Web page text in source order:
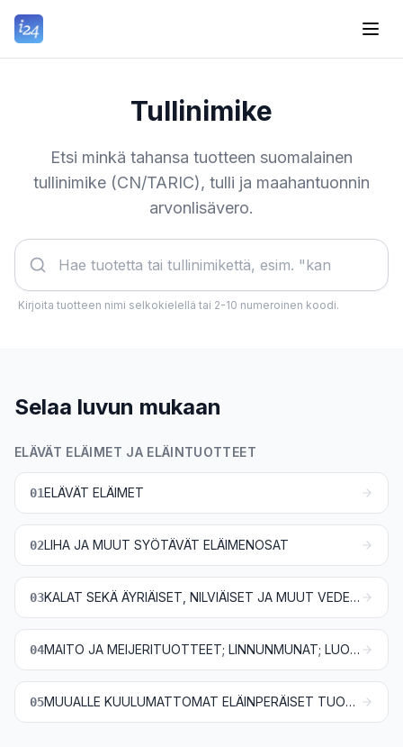
Tullinimike
Etsi minkä tahansa tuotteen suomalainen
tullinimike (CN/TARIC), tulli ja maahantuonnin
arvonlisävero.
Kirjoita tuotteen nimi selkokielellä tai 2-10 numeroinen koodi.
Selaa luvun mukaan
ELÄVÄT ELÄIMET JA ELÄINTUOTTEET
01ELÄVÄT ELÄIMET
02LIHA JA MUUT SYÖTÄVÄT ELÄIMENOSAT
03 KALAT SEKÄ ÄYRIÄISET, NILVIÄISET JA MUUT VEDESSÄ ELÄVÄT SELKÄRANGATTOMAT
04 MAITO JA MEIJERITUOTTEET; LINNUNMUNAT; LUONNONHUNAJA; MUUALLE KUULUMATTOMAT ELÄINPERÄISET SYÖTÄVÄT TUOTTEET
05 MUUALLE KUULUMATTOMAT ELÄINPERÄISET TUOTTEET